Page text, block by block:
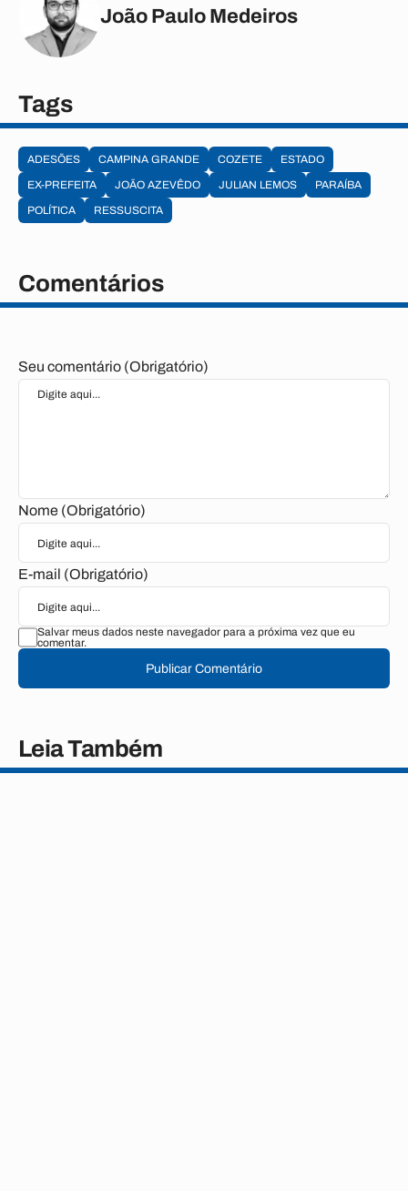
João Paulo Medeiros
Tags
ADESÕES CAMPINA GRANDE COZETE
ESTADO
EX-PREFEITA
JOÃO AZEVÊDO JULIAN LEMOS
PARAÍBA
POLÍTICA
RESSUSCITA
Comentários
Seu comentário (Obrigatório)
Nome (Obrigatório)
E-mail (Obrigatório)
Salvar meus dados neste navegador para a próxima vez que eu
comentar.
Publicar Comentário
Leia Também